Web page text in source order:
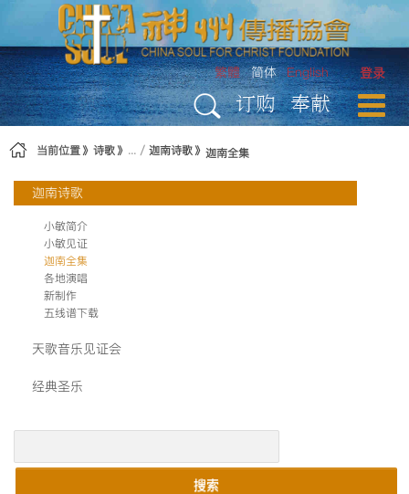
跳转到内容
登录
繁體 简体 English
订购 奉献
当前位置 诗歌 迦南诗歌 迦南全集
迦南诗歌
小敏简介
小敏见证
迦南全集
各地演唱
新制作
五线谱下载
天歌音乐见证会
经典圣乐
搜索